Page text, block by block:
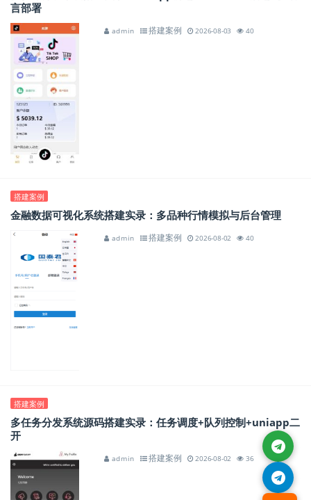
言部署
admin 搭建案例 2026-08-03 40
搭建案例
金融数据可视化系统搭建实录：多品种行情模拟与后台管理
admin 搭建案例 2026-08-02 40
搭建案例
多任务分发系统源码搭建实录：任务调度+队列控制+uniapp二
开
admin 搭建案例 2026-08-02 36